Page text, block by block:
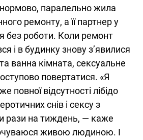
паралельно жила
ремонту, а її партнер у
без роботи. Коли ремонт
і в будинку знову з’явилися
ванна кімната, сексуальне
повертатися. «Я
повної відсутності лібідо
снів і сексу з
рази на тиждень, — каже
живою людиною. І